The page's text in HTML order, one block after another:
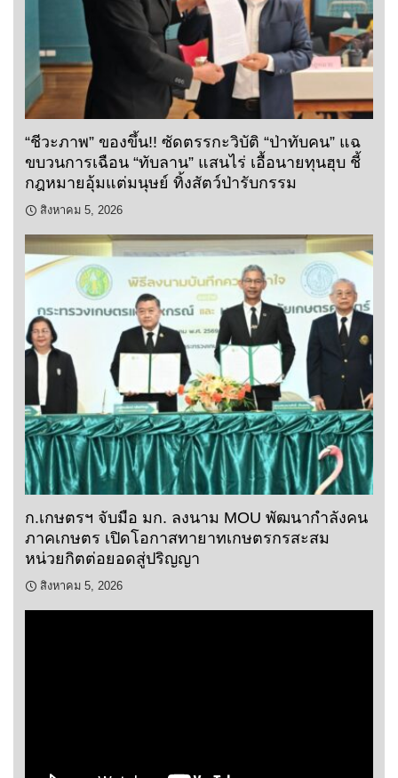
“ชีวะภาพ” ของขึ้น!! ซัดตรรกะวิบัติ “ป่าทับคน” แฉ
ขบวนการเฉือน “ทับลาน” แสนไร่ เอื้อนายทุนฮุบ ชี้
กฎหมายอุ้มแต่มนุษย์ ทิ้งสัตว์ป่ารับกรรม
สิงหาคม 5, 2026
ก.เกษตรฯ จับมือ มก. ลงนาม MOU พัฒนากำลังคน
ภาคเกษตร เปิดโอกาสทายาทเกษตรกรสะสม
หน่วยกิตต่อยอดสู่ปริญญา
สิงหาคม 5, 2026